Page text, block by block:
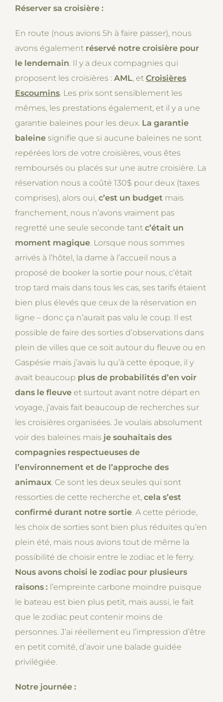
Réserver sa croisière :
En route (nous avions 5h à faire passer), nous
avons également réservé notre croisière pour
le lendemain. Il y a deux compagnies qui
proposent les croisières : AML, et Croisières
Escoumins. Les prix sont sensiblement les
mêmes, les prestations également, et il y a une
garantie baleines pour les deux. La garantie
baleine signifie que si aucune baleines ne sont
repérées lors de votre croisières, vous êtes
remboursés ou placés sur une autre croisière. La
réservation nous a coûté 130$ pour deux (taxes
comprises), alors oui, c’est un budget mais
franchement, nous n’avons vraiment pas
regretté une seule seconde tant c’était un
moment magique. Lorsque nous sommes
arrivés à l’hôtel, la dame à l’accueil nous a
proposé de booker la sortie pour nous, c’était
trop tard mais dans tous les cas, ses tarifs étaient
bien plus élevés que ceux de la réservation en
ligne – donc ça n’aurait pas valu le coup. Il est
possible de faire des sorties d’observations dans
plein de villes que ce soit autour du fleuve ou en
Gaspésie mais j’avais lu qu’à cette époque, il y
avait beaucoup plus de probabilités d’en voir
dans le fleuve et surtout avant notre départ en
voyage, j’avais fait beaucoup de recherches sur
les croisières organisées. Je voulais absolument
voir des baleines mais je souhaitais des
compagnies respectueuses de
l’environnement et de l’approche des
animaux. Ce sont les deux seules qui sont
ressorties de cette recherche et, cela s’est
confirmé durant notre sortie. A cette période,
les choix de sorties sont bien plus réduites qu’en
plein été, mais nous avions tout de même la
possibilité de choisir entre le zodiac et le ferry.
Nous avons choisi le zodiac pour plusieurs
raisons : l’empreinte carbone moindre puisque
le bateau est bien plus petit, mais aussi, le fait
que le zodiac peut contenir moins de
personnes. J’ai réellement eu l’impression d’être
en petit comité, d’avoir une balade guidée
privilégiée.
Notre journée :